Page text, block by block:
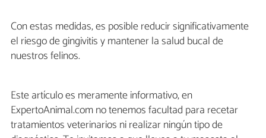
Con estas medidas, es posible reducir significativamente
el riesgo de gingivitis y mantener la salud bucal de
nuestros felinos.
Este artículo es meramente informativo, en
ExpertoAnimal.com no tenemos facultad para recetar
tratamientos veterinarios ni realizar ningún tipo de